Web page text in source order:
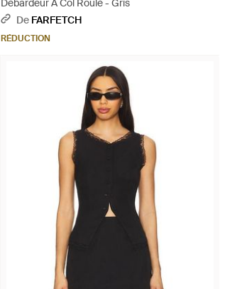
Débardeur À Col Roulé - Gris
De FARFETCH
RÉDUCTION